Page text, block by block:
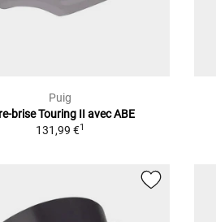
Puig
brise Touring II avec ABE
131,99 €1